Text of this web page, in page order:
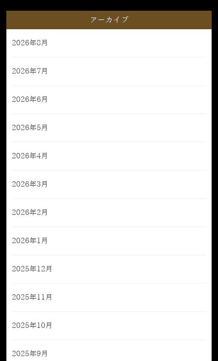
アーカイブ
2026年8月
2026年7月
2026年6月
2026年5月
2026年4月
2026年3月
2026年2月
2026年1月
2025年12月
2025年11月
2025年10月
2025年9月